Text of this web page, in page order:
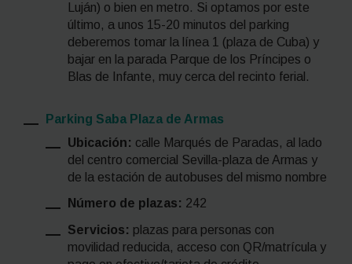
Luján) o bien en metro. Si optamos por este
último, a unos 15-20 minutos del parking
deberemos tomar la línea 1 (plaza de Cuba) y
bajar en la parada Parque de los Príncipes o
Blas de Infante, muy cerca del recinto ferial.
Parking Saba Plaza de Armas
Ubicación: calle Marqués de Paradas, al lado
del centro comercial Sevilla-plaza de Armas y
de la estación de autobuses del mismo nombre
Número de plazas: 242
Servicios: plazas para personas con
movilidad reducida, acceso con QR/matrícula y